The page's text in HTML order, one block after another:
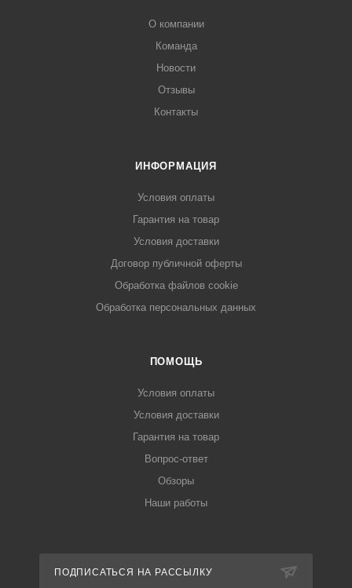
О компании
Команда
Новости
Отзывы
Контакты
ИНФОРМАЦИЯ
Условия оплаты
Гарантия на товар
Условия доставки
Договор публичной оферты
Обработка файлов cookie
Обработка персональных данных
ПОМОЩЬ
Условия оплаты
Условия доставки
Гарантия на товар
Вопрос-ответ
Обзоры
Наши работы
ПОДПИСАТЬСЯ НА РАССЫЛКУ